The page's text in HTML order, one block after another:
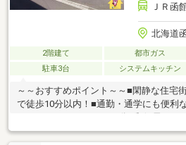
ＪＲ函
北海道
2階建て 都市ガス
駐車3台
システムキッチン
～～おすすめポイント～～■閑静な住宅
で徒歩10分以内！■通勤・通学にも便利
■セイコーマート・・・5分■郵便局・・
ン・・・5分■業務スーパー・・・12